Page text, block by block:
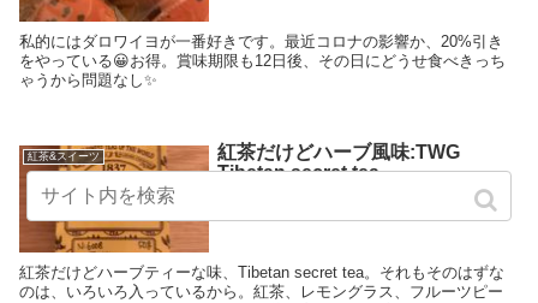
私的にはダロワイヨが一番好きです。最近コロナの影響か、20%引き
をやっている😀お得。賞味期限も12日後、その日にどうせ食べきっち
ゃうから問題なし✨
紅茶&スイーツ
紅茶だけどハーブ風味:TWG
Tibetan secret tea
紅茶だけどハーブティーな味、Tibetan secret tea。それもそのはずな
のは、いろいろ入っているから。紅茶、レモングラス、フルーツピー